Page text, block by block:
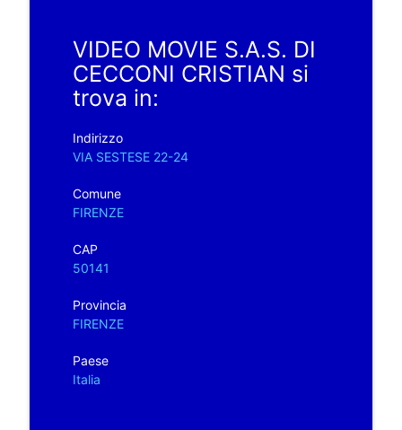
VIDEO MOVIE S.A.S. DI
CECCONI CRISTIAN si
trova in:
Indirizzo
VIA SESTESE 22-24
Comune
FIRENZE
CAP
50141
Provincia
FIRENZE
Paese
Italia